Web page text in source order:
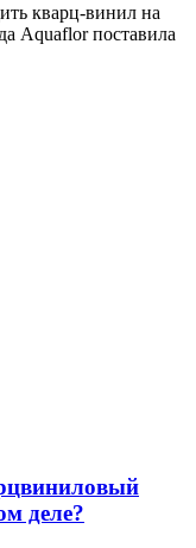
кварц-винил на
Aquaflor поставила
деле?